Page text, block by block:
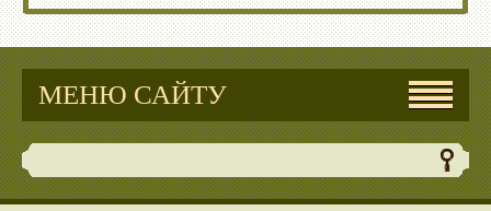
МЕНЮ САЙТУ